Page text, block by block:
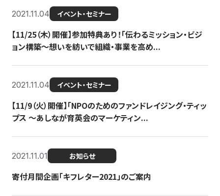
2021.11.04 イベント・セミナー
【11/25（木）開催】参加特典あり！「伝わるミッション・ビジ
ョン構築〜想いを紡いで組織・事業を高め...
2021.11.04 イベント・セミナー
【11/9（火）開催】「NPOのためのファンドレイジング・ティッ
プス 〜あしなが育英会のマーケティン...
2021.11.01 お知らせ
寄付月間企画「キフレター2021」のご案内